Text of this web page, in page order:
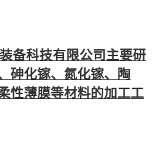
备科技有限公司主要研
砷化镓、氮化镓、陶
性薄膜等材料的加工工